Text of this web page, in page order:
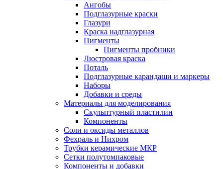
Ангобы
Подглазурные краски
Глазури
Краска надглазурная
Пигменты
Пигменты пробники
Люстровая краска
Поталь
Подглазурные карандаши и маркеры
Наборы
Добавки и среды
Материалы для моделирования
Скульптурный пластилин
Компоненты
Соли и оксиды металлов
Фехраль и Нихром
Трубки керамические МКР
Сетки полутомпаковые
Компоненты и добавки